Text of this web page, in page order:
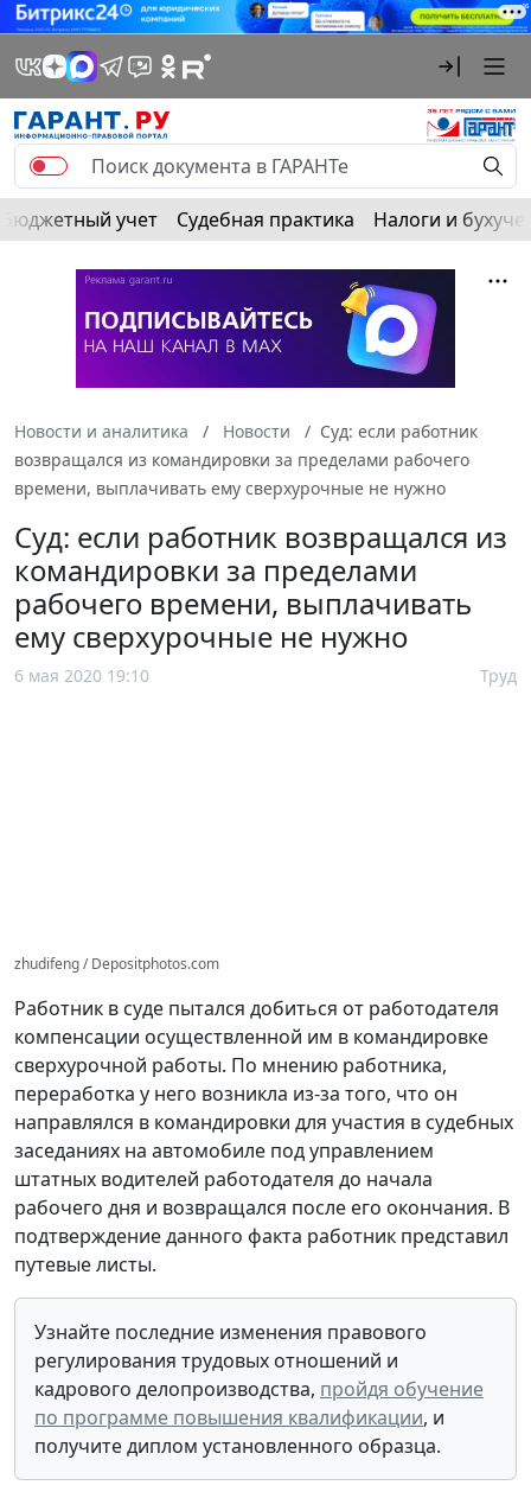
Бюджетный учет Судебная практика Налоги и
Новости и аналитика Новости
Суд: если работник
возвращался из командировки за пределами рабочего
времени, выплачивать ему сверхурочные не нужно
Суд: если работник возвращался из
командировки за пределами
рабочего времени, выплачивать
ему сверхурочные не нужно
6 мая 2020 19:10 Труд
zhudifeng / Depositphotos.com
Работник в суде пытался добиться от работодателя
компенсации осуществленной им в командировке
сверхурочной работы. По мнению работника,
переработка у него возникла из-за того, что он
направлялся в командировки для участия в судебных
заседаниях на автомобиле под управлением
штатных водителей работодателя до начала
рабочего дня и возвращался после его окончания. В
подтверждение данного факта работник представил
путевые листы.
Узнайте последние изменения правового
регулирования трудовых отношений и
кадрового делопроизводства, пройдя обучение
по программе повышения квалификации, и
получите диплом установленного образца.